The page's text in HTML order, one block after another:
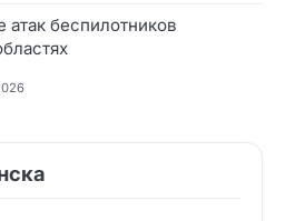
беспилотников